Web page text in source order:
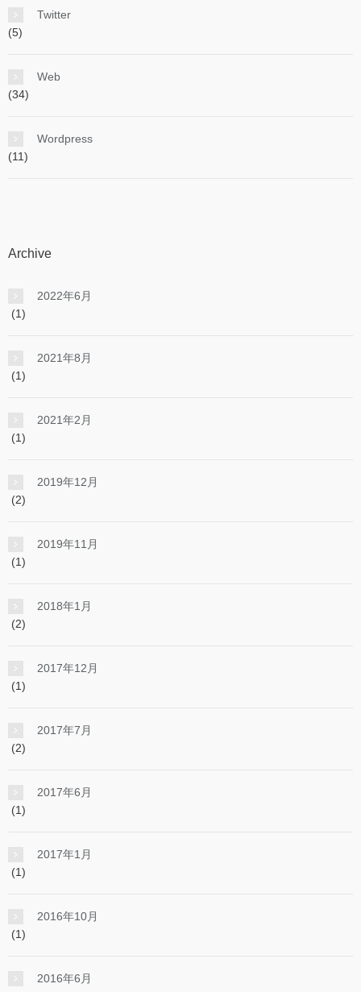
Twitter
(5)
Web
(34)
Wordpress
(11)
Archive
2022年6月
(1)
2021年8月
(1)
2021年2月
(1)
2019年12月
(2)
2019年11月
(1)
2018年1月
(2)
2017年12月
(1)
2017年7月
(2)
2017年6月
(1)
2017年1月
(1)
2016年10月
(1)
2016年6月